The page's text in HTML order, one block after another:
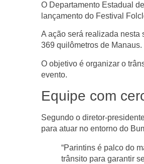
O Departamento Estadual
lançamento do Festival
A ação será realizada nesta
369 quilômetros de Manaus.
O objetivo é organizar o
evento.
Equipe com
Segundo o diretor-
para atuar no entorno do
“Parintins é palco do
trânsito para garantir